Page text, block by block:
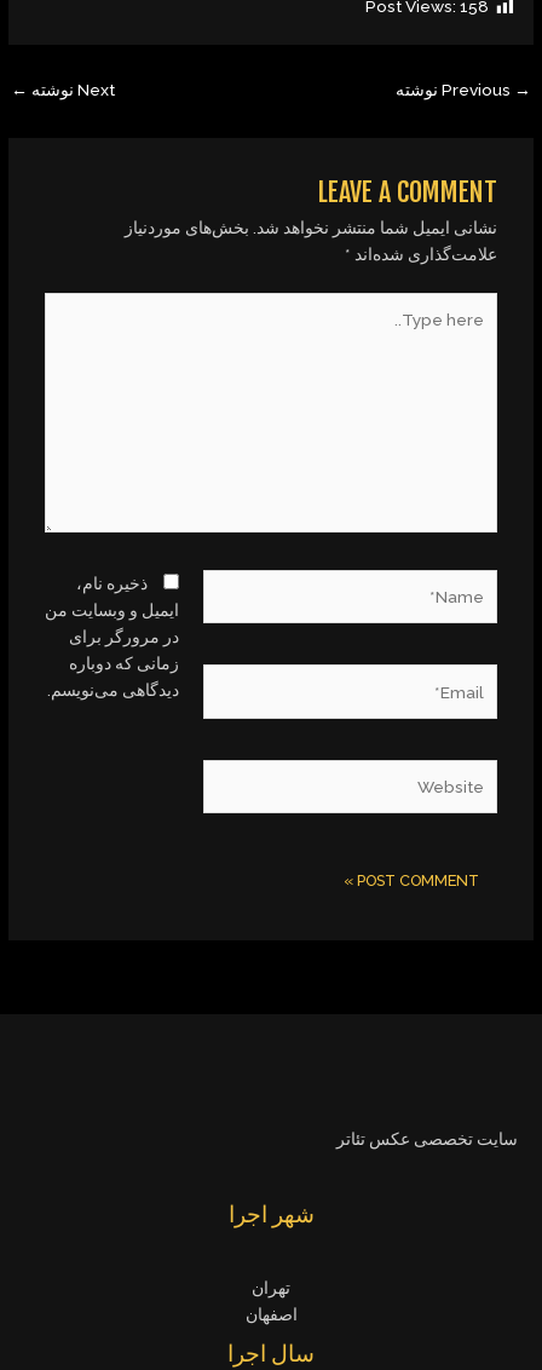
Post Views:158
Next نوشته ←
LEAVE A COMMENT
نشانی ایمیل شما منتشر نخواهد شد.بخش‌های موردنیاز
علامت‌گذاری شده‌اند*
ذخیره نام،
ایمیل و وبسایت من
در مرورگر برای
زمانی که دوباره
دیدگاهی می‌نویسم.
سایت تخصصی عکس تئاتر
شهر اجرا
تهران
اصفهان
سال اجرا